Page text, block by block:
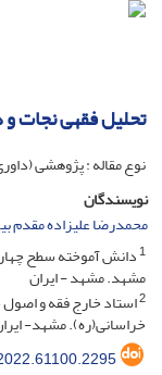
تحلیل فقهی نجات و
نوع مقاله : پژوهشی
نویسندگان
محمدرضا علیزاده مقدم
1دانش آموخته سطح
مشهد. مشهد - ایران
2استاد خارج فقه و
خراسانی(ره). مشهد-